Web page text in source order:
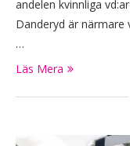
andelen kvinnliga
Danderyd är närmare
…
Läs Mera